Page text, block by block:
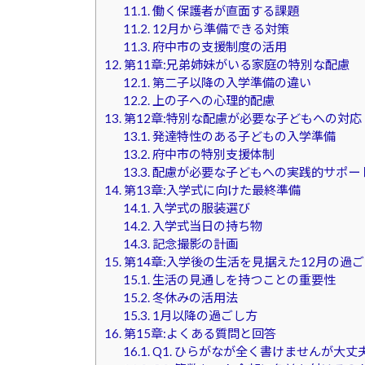
11.1.働く保護者が直面する課題
11.2.12月から準備できる対策
11.3.府中市の支援制度の活用
12.第11章:兄弟姉妹がいる家庭の特別な配慮
12.1.第二子以降の入学準備の違い
12.2.上の子への心理的配慮
13.第12章:特別な配慮が必要な子どもへの対応
13.1.発達特性のある子どもの入学準備
13.2.府中市の特別支援体制
13.3.配慮が必要な子どもへの実践的サポー
14.第13章:入学式に向けた最終準備
14.1.入学式の服装選び
14.2.入学式当日の持ち物
14.3.記念撮影の計画
15.第14章:入学後の生活を見据えた12月の過
15.1.生活の見通しを持つことの重要性
15.2.冬休みの活用法
15.3.1月以降の過ごし方
16.第15章:よくある質問と回答
16.1.Q1. ひらがなが全く書けませんが大丈